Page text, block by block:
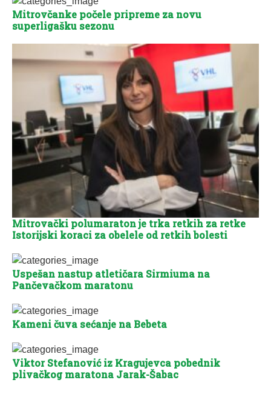
Mitrovčanke počele pripreme za novu
superligašku sezonu
Mitrovački polumaraton je trka retkih za retke
Istorijski koraci za obelele od retkih bolesti
Uspešan nastup atletičara Sirmiuma na
Pančevačkom maratonu
Kameni čuva sećanje na Bebeta
Viktor Stefanović iz Kragujevca pobednik
plivačkog maratona Jarak-Šabac